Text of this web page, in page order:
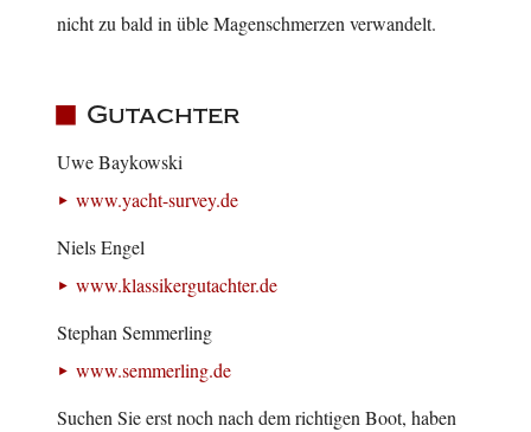
nicht zu bald in üble Magenschmerzen verwandelt.
Gutachter
Uwe Baykowski
www.yacht-survey.de
Niels Engel
www.klassikergutachter.de
Stephan Semmerling
www.semmerling.de
Suchen Sie erst noch nach dem richtigen Boot, haben